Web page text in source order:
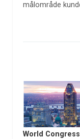
målområde
World